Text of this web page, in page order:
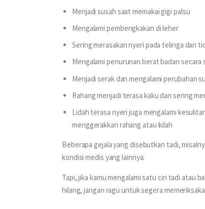
Menjadi susah saat memakai gigi palsu
Mengalami pembengkakan di leher
Sering merasakan nyeri pada telinga dan
Mengalami penurunan berat badan secara
Menjadi serak dan mengalami perubahan
Rahang menjadi terasa kaku dan sering
Lidah terasa nyeri juga mengalami
menggerakkan rahang atau lidah
Beberapa gejala yang disebutkan tadi,
kondisi medis yang lainnya.
Tapi, jika kamu mengalami satu ciri tadi atau
hilang, jangan ragu untuk segera